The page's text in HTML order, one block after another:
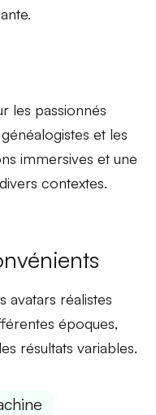
les passionnés
et les
immersives et une
contextes.
avatars réalistes
époques,
résultats variables.